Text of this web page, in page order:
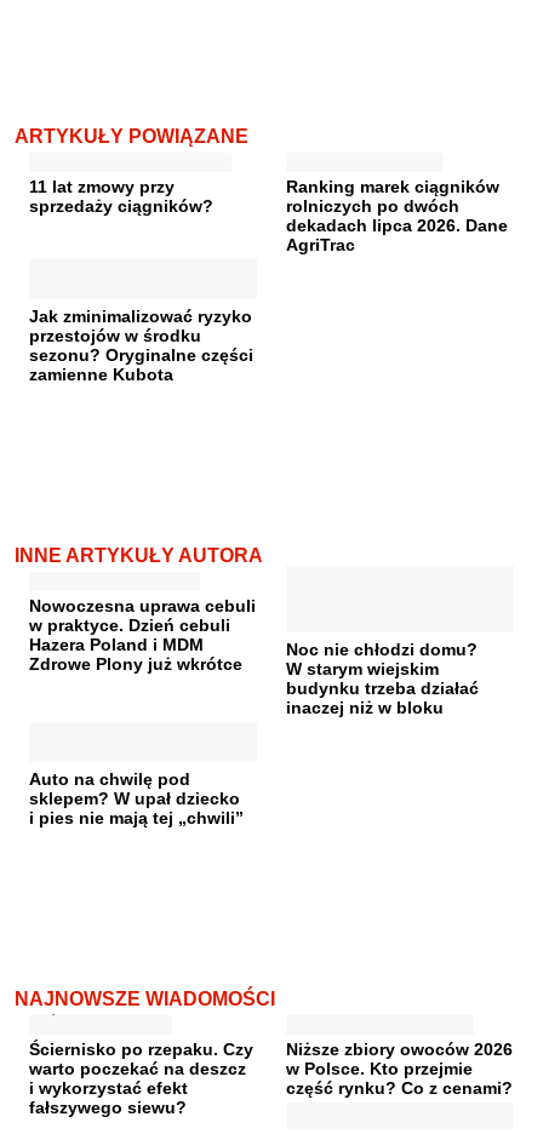
ARTYKUŁY POWIĄZANE
11 lat zmowy przy
sprzedaży ciągników?
Ranking marek ciągników
rolniczych po dwóch
dekadach lipca 2026. Dane
AgriTrac
Jak zminimalizować ryzyko
przestojów w środku
sezonu? Oryginalne części
zamienne Kubota
INNE ARTYKUŁY AUTORA
Nowoczesna uprawa cebuli
w praktyce. Dzień cebuli
Hazera Poland i MDM
Zdrowe Plony już wkrótce
Noc nie chłodzi domu?
W starym wiejskim
budynku trzeba działać
inaczej niż w bloku
Auto na chwilę pod
sklepem? W upał dziecko
i pies nie mają tej „chwili”
NAJNOWSZE WIADOMOŚCI
Ściernisko po rzepaku. Czy
warto poczekać na deszcz
i wykorzystać efekt
fałszywego siewu?
Niższe zbiory owoców 2026
w Polsce. Kto przejmie
część rynku? Co z cenami?